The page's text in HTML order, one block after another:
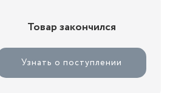
Товар закончился
Узнать о поступлении